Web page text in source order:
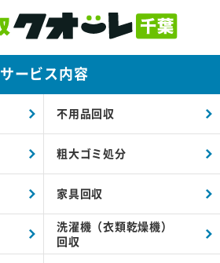
サービス内容
不用品回収
粗大ゴミ処分
家具回収
洗濯機（衣類乾燥機）
回収